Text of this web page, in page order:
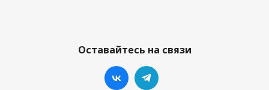
Оставайтесь на связи